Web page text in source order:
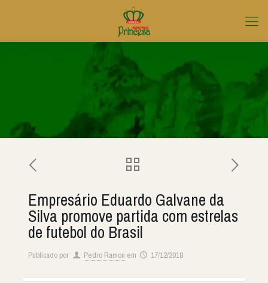
Empresário Eduardo Galvane da
Silva promove partida com estrelas
de futebol do Brasil
Publicado por Pedro Ramon em 17/12/2018